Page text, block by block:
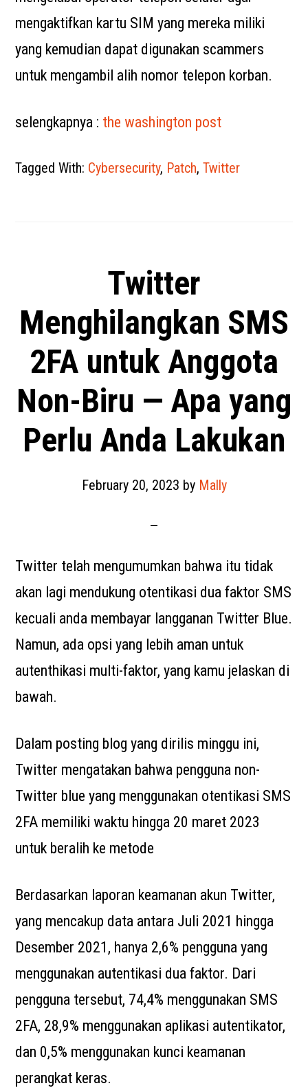
mengaktifkan kartu SIM yang mereka miliki
yang kemudian dapat digunakan scammers
untuk mengambil alih nomor telepon korban.
selengkapnya : the washington post
Tagged With: Cybersecurity, Patch,Twitter
Twitter
Menghilangkan SMS
2FA untuk Anggota
Non-Biru — Apa yang
Perlu Anda Lakukan
February 20, 2023 by Mally
Twitter telah mengumumkan bahwa itu tidak
akan lagi mendukung otentikasi dua faktor SMS
kecuali anda membayar langganan Twitter Blue.
Namun, ada opsi yang lebih aman untuk
autenthikasi multi-faktor, yang kamu jelaskan di
bawah.
Dalam posting blog yang dirilis minggu ini,
Twitter mengatakan bahwa pengguna non-
Twitter blue yang menggunakan otentikasi SMS
2FA memiliki waktu hingga 20 maret 2023
untuk beralih ke metode
Berdasarkan laporan keamanan akun Twitter,
yang mencakup data antara Juli 2021 hingga
Desember 2021, hanya 2,6% pengguna yang
menggunakan autentikasi dua faktor. Dari
pengguna tersebut, 74,4% menggunakan SMS
2FA, 28,9% menggunakan aplikasi autentikator,
dan 0,5% menggunakan kunci keamanan
perangkat keras.